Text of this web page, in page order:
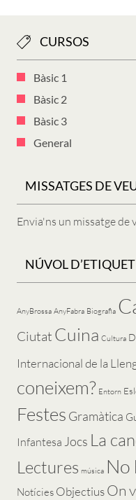
CURSOS
Bàsic 1
Bàsic 2
Bàsic 3
General
MISSATGES DE
Envia'ns un missatge de
NÚVOL
AnyBrossa AnyFabra Biografia
Ciutat Cuina Cultura
Internacional de la
coneixem? Entorn
Festes Gramàtica
Infantesa Jocs La
Lectures música No
Notícies ObjectiusOn